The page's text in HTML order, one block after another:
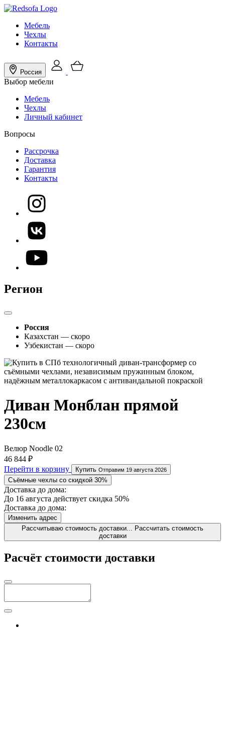
Мебель
Чехлы
Контакты
Россия
Выбор мебели
Мебель
Чехлы
Личный кабинет
Вопросы
Рассрочка
Доставка
Гарантия
Контакты
Регион
Россия
Казахстан — скоро
Узбекистан — скоро
Диван Монблан прямой
230см
Велюр Noodle 02
46 844 ₽
Перейти в корзину
Купить Отправим 19 августа 2026
Съёмные чехлы со скидкой 30%
Доставка до дома:
До 16 августа действует скидка 50%
Доставка до дома:
Изменить адрес
Рассчитываю стоимость доставки...
Рассчитать стоимость
доставки
Расчёт стоимости доставки